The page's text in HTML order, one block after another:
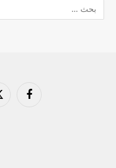
فيسبوك